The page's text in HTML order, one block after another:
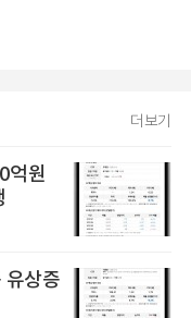
더보기
억원
유상증